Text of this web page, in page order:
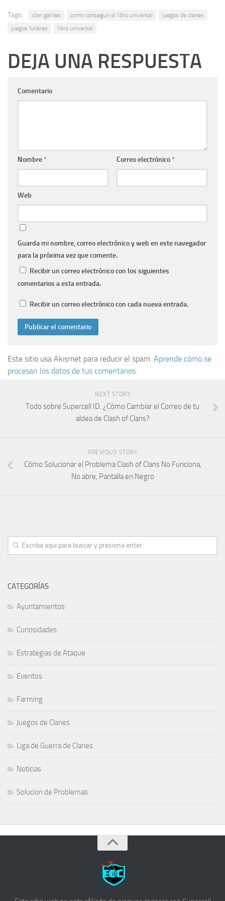
Tags: clan games como conseguir el libro universal
juegos de clanes
juegos lunares
libro universal
DEJA UNA RESPUESTA
Comentario
Nombre* Correo electrónico*
Web
Guarda mi nombre, correo electrónico y web en este navegador
para la próxima vez que comente.
Recibir un correo electrónico con los siguientes
comentarios a esta entrada.
Recibir un correo electrónico con cada nueva entrada.
Este sitio usa Akismet para reducir el spam. Aprende cómo se
procesan los datos de tus comentarios
NEXT STORY
Todo sobre Supercell ID: ¿Cómo Cambiar el Correo de tu
aldea de Clash of Clans?
PREVIOUS STORY
Cómo Solucionar el Problema Clash of Clans No Funciona,
No abre, Pantalla en Negro
CATEGORÍAS
Ayuntamientos
Curiosidades
Estrategias de Ataque
Eventos
Farming
Juegos de Clanes
Liga de Guerra de Clanes
Noticias
Solucion de Problemas